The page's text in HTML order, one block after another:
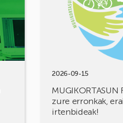
2026-09-15
MUGIKORTASUN
zure erronkak,
irtenbideak!